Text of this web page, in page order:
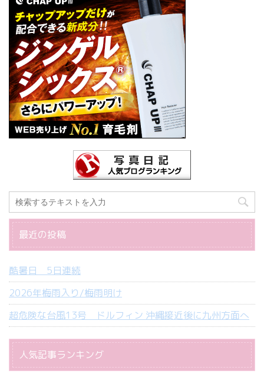
最近の投稿
酷暑日 5日連続
2026年梅雨入り/梅雨明け
超危険な台風13号 ドルフィン 沖縄接近後に九州方面へ
人気記事ランキング